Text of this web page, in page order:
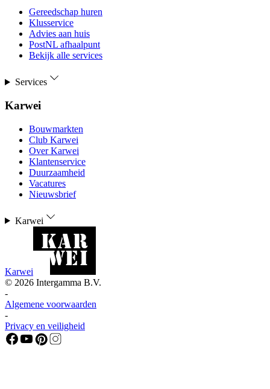
Gereedschap huren
Klusservice
Advies aan huis
PostNL afhaalpunt
Bekijk alle services
Services
Karwei
Bouwmarkten
Club Karwei
Over Karwei
Klantenservice
Duurzaamheid
Vacatures
Nieuwsbrief
Karwei
Karwei
© 2026 Intergamma B.V.
-
Algemene voorwaarden
-
Privacy en veiligheid